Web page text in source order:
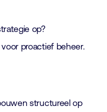
op?
proactief beheer.
structureel op